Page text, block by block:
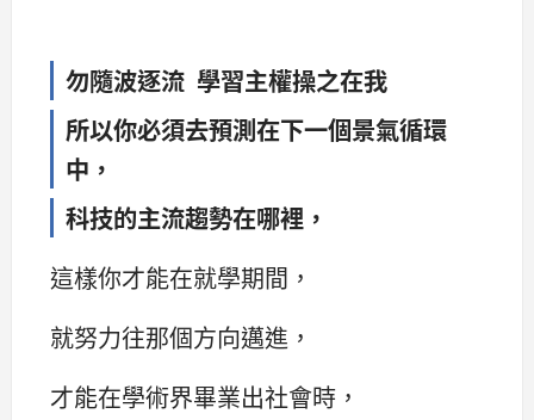
勿隨波逐流 學習主權操之在我
所以你必須去預測在下一個景氣循環
中，
科技的主流趨勢在哪裡，
這樣你才能在就學期間，
就努力往那個方向邁進，
才能在學術界畢業出社會時，